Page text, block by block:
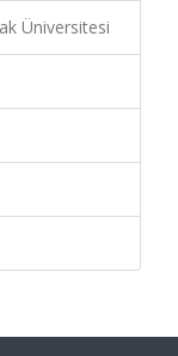
Üniversitesi